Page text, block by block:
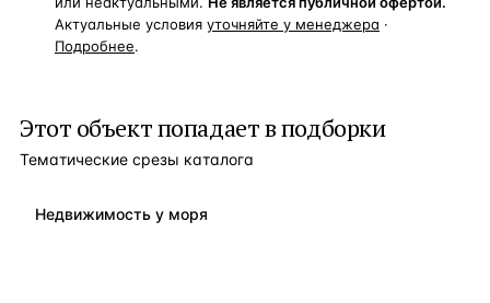
Актуальные условия уточняйте у менеджера ·
Подробнее.
Этот объект попадает в подборки
Тематические срезы каталога
Недвижимость у моря